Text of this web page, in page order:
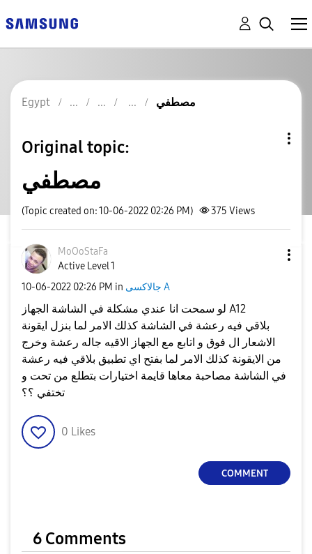
Egypt مصطفي
Original topic:
مصطفي
(Topic created on: 10-06-2022 02:26 PM) 375 Views
MoOoStaFa
Active Level 1
‎10-06-2022 02:26 PM in جالاكسى A
لو سمحت انا عندي مشكلة في الشاشة الجهاز A12
بلاقي فيه رعشة في الشاشة كذلك الامر لما بنزل ايقونة
الاشعار ال فوق و اتابع مع الجهاز الاقيه جاله رعشة وخرج
من الايقونة كذلك الامر لما بفتح اي تطبيق بلاقي فيه رعشة
في الشاشة مصاحبة معاها قايمة اختيارات بتطلع من تحت و
تختفي ؟؟
0 Likes
COMMENT
6 Comments